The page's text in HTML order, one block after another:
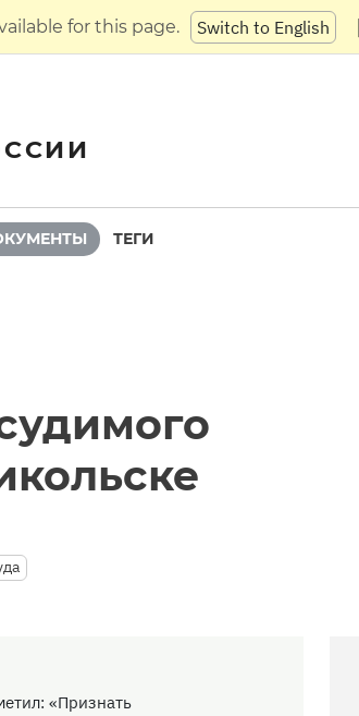
for this page. Switch to English
ТЕГИ
«Признать